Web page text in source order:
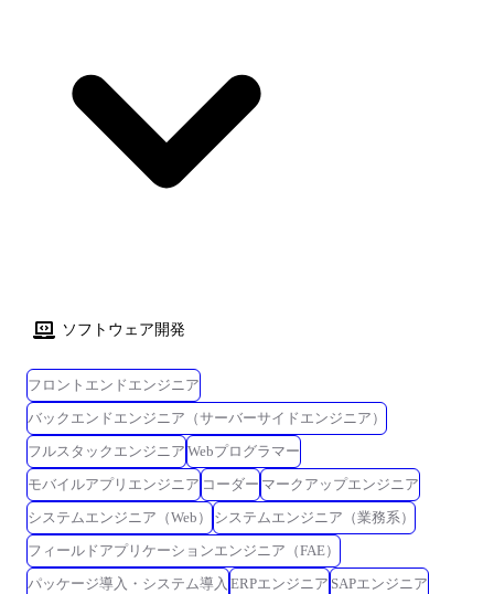
ソフトウェア開発
フロントエンドエンジニア
バックエンドエンジニア（サーバーサイドエンジニア）
フルスタックエンジニア Webプログラマー
モバイルアプリエンジニア コーダー マークアップエンジニア
システムエンジニア（Web）
システムエンジニア（業務系）
フィールドアプリケーションエンジニア（FAE）
パッケージ導入・システム導入 ERPエンジニア SAPエンジニア